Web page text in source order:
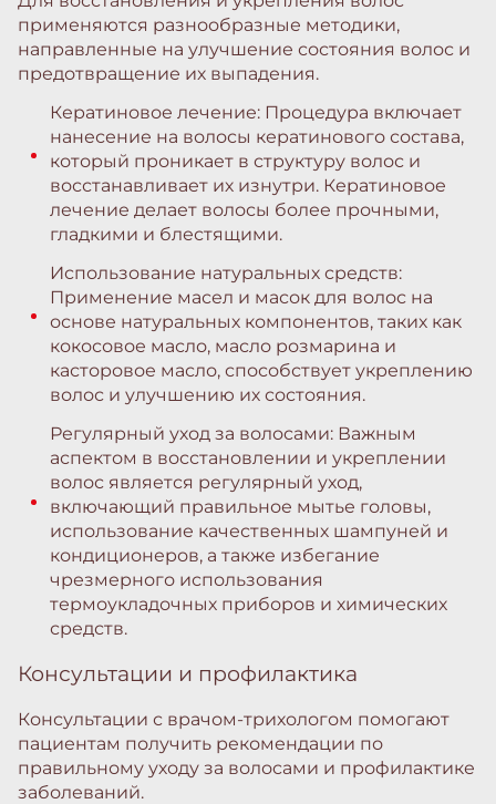
применяются разнообразные методики,
направленные на улучшение состояния волос и
предотвращение их выпадения.
Кератиновое лечение: Процедура включает
нанесение на волосы кератинового состава,
который проникает в структуру волос и
восстанавливает их изнутри. Кератиновое
лечение делает волосы более прочными,
гладкими и блестящими.
Использование натуральных средств:
Применение масел и масок для волос на
основе натуральных компонентов, таких как
кокосовое масло, масло розмарина и
касторовое масло, способствует укреплению
волос и улучшению их состояния.
Регулярный уход за волосами: Важным
аспектом в восстановлении и укреплении
волос является регулярный уход,
включающий правильное мытье головы,
использование качественных шампуней и
кондиционеров, а также избегание
чрезмерного использования
термоукладочных приборов и химических
средств.
Консультации и профилактика
Консультации с врачом-трихологом помогают
пациентам получить рекомендации по
правильному уходу за волосами и профилактике
заболеваний.